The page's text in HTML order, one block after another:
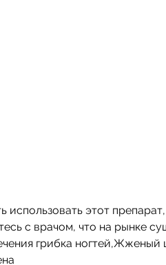
с врачом, что на рынке
грибка ногтей,Жженый